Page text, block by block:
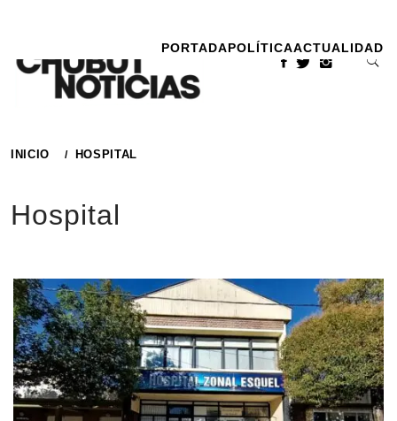
contenido
PORTADAPOLÍTICAACTUALIDAD
INICIO HOSPITAL
Hospital